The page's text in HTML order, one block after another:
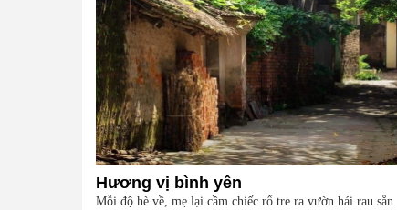
Hương vị bình yên
Mỗi độ hè về, mẹ lại cầm chiếc rổ tre ra vườn hái rau sắn.